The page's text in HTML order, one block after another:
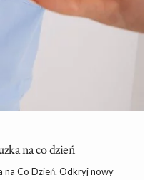
na co dzień
na Co Dzień. Odkryj nowy